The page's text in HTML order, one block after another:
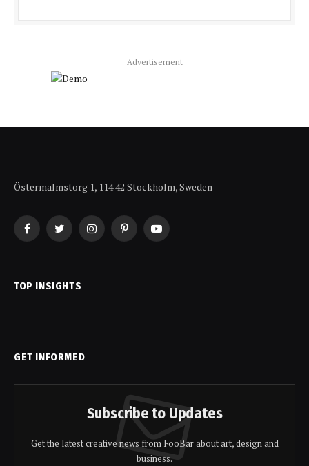
Advertisement
Östermalmstorg 1, 114 42 Stockholm, Sweden
FacebookTwitterInstagramPinterestYouTube
TOP INSIGHTS
GET INFORMED
Subscribe to Updates
Get the latest creative news from FooBar about art, design and
business.